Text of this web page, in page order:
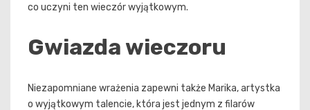
co uczyni ten wieczór wyjątkowym.
Gwiazda wieczoru
Niezapomniane wrażenia zapewni także Marika, artystka
o wyjątkowym talencie, która jest jednym z filarów